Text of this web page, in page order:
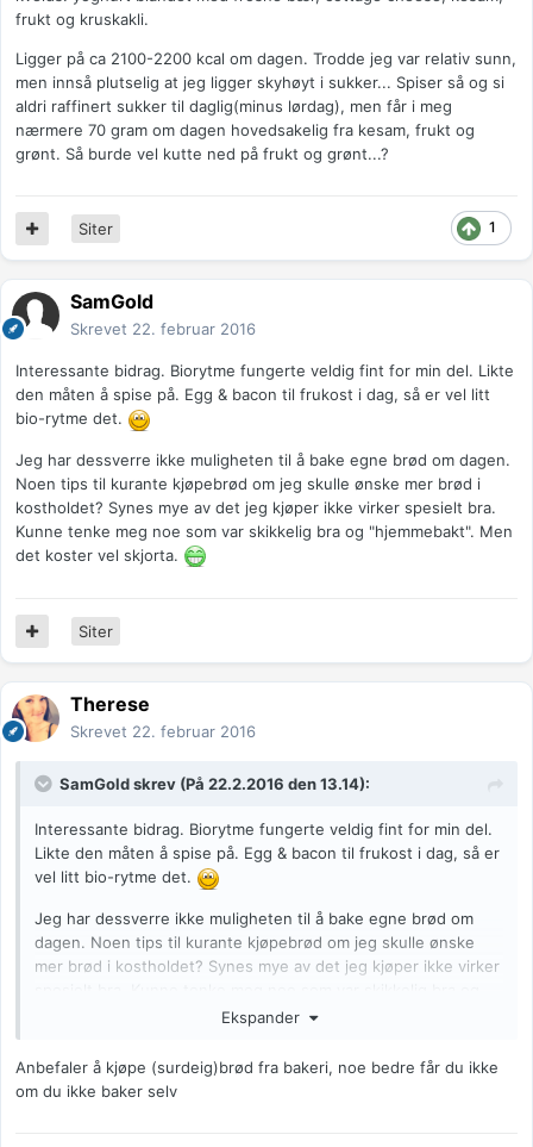
frukt og kruskakli.
Ligger på ca 2100-2200 kcal om dagen. Trodde jeg var relativ sunn,
men innså plutselig at jeg ligger skyhøyt i sukker... Spiser så og si
aldri raffinert sukker til daglig(minus lørdag), men får i meg
nærmere 70 gram om dagen hovedsakelig fra kesam, frukt og
grønt. Så burde vel kutte ned på frukt og grønt...?
1
Siter
SamGold
Skrevet 22. februar 2016
Interessante bidrag. Biorytme fungerte veldig fint for min del. Likte
den måten å spise på. Egg & bacon til frukost i dag, så er vel litt
bio-rytme det.
Jeg har dessverre ikke muligheten til å bake egne brød om dagen.
Noen tips til kurante kjøpebrød om jeg skulle ønske mer brød i
kostholdet? Synes mye av det jeg kjøper ikke virker spesielt bra.
Kunne tenke meg noe som var skikkelig bra og "hjemmebakt". Men
det koster vel skjorta.
Siter
Therese
Skrevet 22. februar 2016
SamGoldskrev (På 22.2.2016 den 13.14):
Interessante bidrag. Biorytme fungerte veldig fint for min del.
Likte den måten å spise på. Egg & bacon til frukost i dag, så er
vel litt bio-rytme det.
Jeg har dessverre ikke muligheten til å bake egne brød om
dagen. Noen tips til kurante kjøpebrød om jeg skulle ønske
mer brød i kostholdet? Synes mye av det jeg kjøper ikke virker
"hjemmebakt". Men det koster vel skjorta.
Ekspander
Anbefaler å kjøpe (surdeig)brød fra bakeri, noe bedre får du ikke
om du ikke baker selv